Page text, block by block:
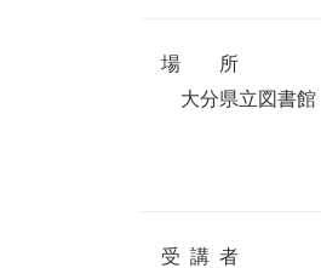
場 所
大分県立図書館
受 講 者